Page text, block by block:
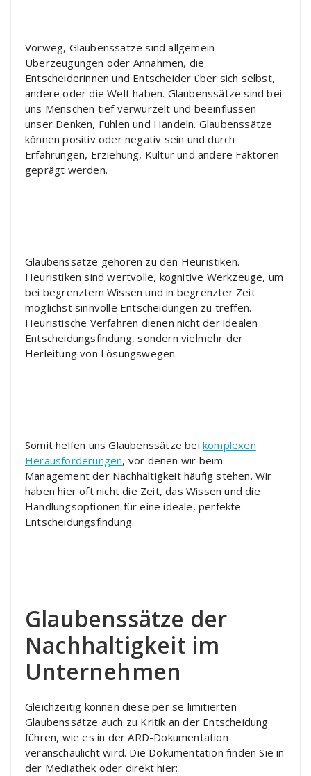
Vorweg, Glaubenssätze sind allgemein
Überzeugungen oder Annahmen, die
Entscheiderinnen und Entscheider über sich selbst,
andere oder die Welt haben. Glaubenssätze sind bei
uns Menschen tief verwurzelt und beeinflussen
unser Denken, Fühlen und Handeln. Glaubenssätze
können positiv oder negativ sein und durch
Erfahrungen, Erziehung, Kultur und andere Faktoren
geprägt werden.
Glaubenssätze gehören zu den Heuristiken.
Heuristiken sind wertvolle, kognitive Werkzeuge, um
bei begrenztem Wissen und in begrenzter Zeit
möglichst sinnvolle Entscheidungen zu treffen.
Heuristische Verfahren dienen nicht der idealen
Entscheidungsfindung, sondern vielmehr der
Herleitung von Lösungswegen.
Somit helfen uns Glaubenssätze bei komplexen
Herausforderungen, vor denen wir beim
Management der Nachhaltigkeit häufig stehen. Wir
haben hier oft nicht die Zeit, das Wissen und die
Handlungsoptionen für eine ideale, perfekte
Entscheidungsfindung.
Glaubenssätze der
Nachhaltigkeit im
Unternehmen
Gleichzeitig können diese per se limitierten
Glaubenssätze auch zu Kritik an der Entscheidung
führen, wie es in der ARD-Dokumentation
veranschaulicht wird. Die Dokumentation finden Sie in
der Mediathek oder direkt hier: